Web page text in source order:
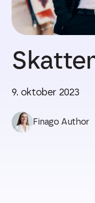
9. oktober 2023
Finago Author